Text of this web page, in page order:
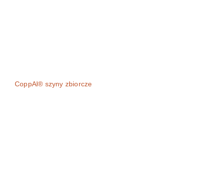
CoppAl® szyny zbiorcze